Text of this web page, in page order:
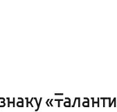
«Таланти